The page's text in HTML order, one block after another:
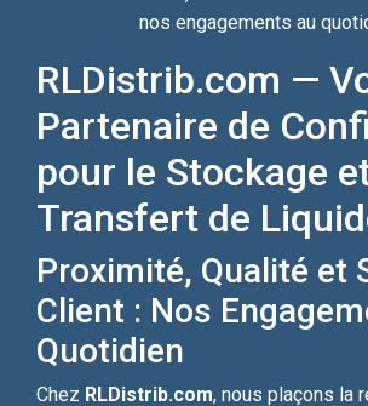
nos engagements au
RLDistrib.com —
Partenaire de
pour le Stockage
Transfert de
Proximité, Qualité et
Client : Nos
Quotidien
Chez RLDistrib.com, nous plaçons la